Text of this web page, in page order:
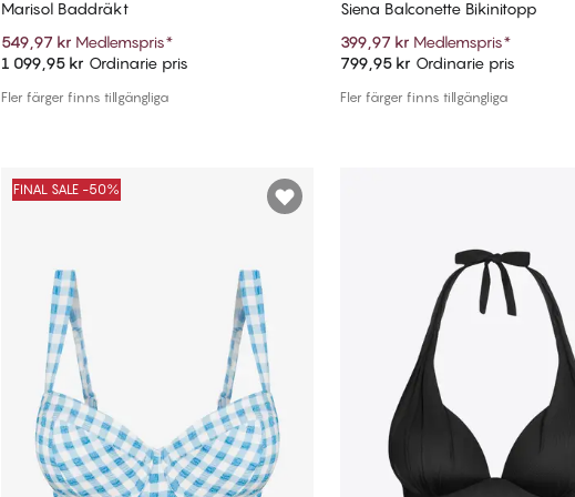
Lägg till i varukorg
Marisol Baddräkt
549,97 kr Medlemspris*
1 099,95 kr Ordinarie pris
Fler färger finns tillgängliga
Lägg till i varukorg
Siena Balconette Bikinitopp
399,97 kr Medlemspris*
799,95 kr Ordinarie pris
Fler färger finns tillgängliga
FINAL SALE -50%